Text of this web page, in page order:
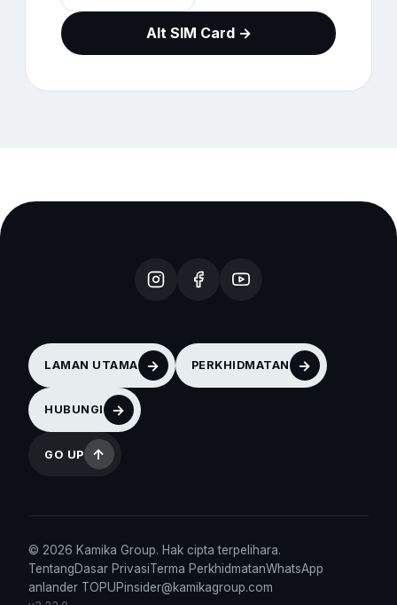
Alt SIM Card →
LAMAN UTAMA PERKHIDMATAN
HUBUNGI
GO UP
© 2026 Kamika Group. Hak cipta terpelihara.
TentangDasar PrivasiTerma PerkhidmatanWhatsApp
anlander TOPUPinsider@kamikagroup.com